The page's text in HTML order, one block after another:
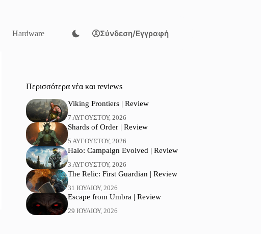
Hardware Σύνδεση/Εγγραφή
Περισσότερα νέα και reviews
Viking Frontiers | Review
7 ΑΥΓΟΎΣΤΟΥ, 2026
Shards of Order | Review
5 ΑΥΓΟΎΣΤΟΥ, 2026
Halo: Campaign Evolved | Review
3 ΑΥΓΟΎΣΤΟΥ, 2026
The Relic: First Guardian | Review
31 ΙΟΥΛΊΟΥ, 2026
Escape from Umbra | Review
29 ΙΟΥΛΊΟΥ, 2026